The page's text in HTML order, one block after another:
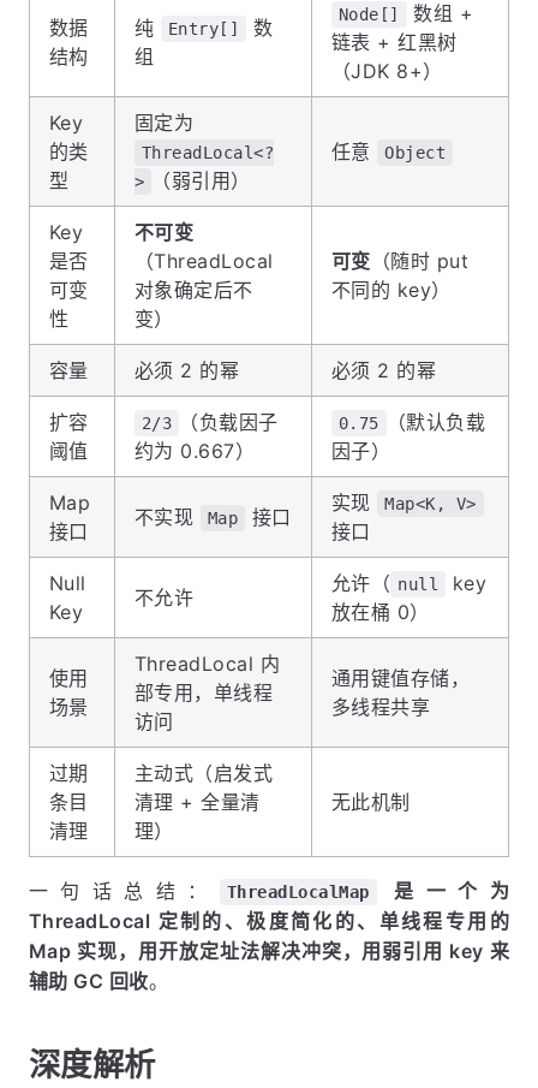
数据
结构
纯 Entry[]
数
组
Node[]
数组 +
链表 + 红黑树
（JDK 8+）
Key
的类
型
固定为
ThreadLocal<?
>
（弱引用）
任意 Object
Key
是否
可变
性
不可变
（ThreadLocal
对象确定后不
变）
可变 （随时 put
不同的 key）
容量 必须 2 的幂 必须 2 的幂
扩容
阈值
2/3
（负载因子
约为 0.667）
0.75
（默认负载
因子）
Map
接口
不实现 Map 接口
实现 Map<K, V>
接口
Null
Key
不允许
允许（ null
key
放在桶 0）
使用
场景
ThreadLocal 内
部专用，单线程
访问
通用键值存储，
多线程共享
过期
条目
清理
主动式（启发式
清理 + 全量清
理）
无此机制
一句话总结： ThreadLocalMap
是一个为
ThreadLocal 定制的、极度简化的、单线程专用的
Map 实现，用开放定址法解决冲突，用弱引用 key 来
辅助 GC 回收。
深度解析